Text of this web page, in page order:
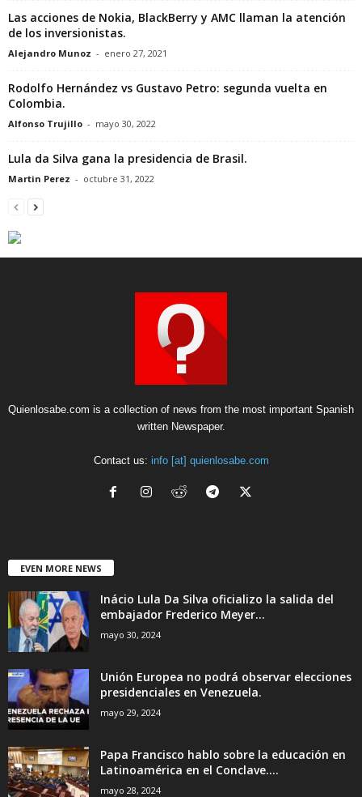
Las acciones de Nokia, BlackBerry y AMC llaman la atención
de los inversionistas.
Alejandro Munoz - enero 27, 2021
Rodolfo Hernández vs Gustavo Petro: segunda vuelta en
Colombia.
Alfonso Trujillo - mayo 30, 2022
Lula da Silva gana la presidencia de Brasil.
Martin Perez - octubre 31, 2022
Quienlosabe.com is a collection of news from the most important Spanish
written Newspaper.
Contact us: info [at] quienlosabe.com
EVEN MORE NEWS
Inácio Lula Da Silva oficializo la salida del
embajador Frederico Meyer...
mayo 30, 2024
Unión Europea no podrá observar elecciones
presidenciales en Venezuela.
mayo 29, 2024
Papa Francisco hablo sobre la educación en
Latinoamérica en el Conclave....
mayo 28, 2024